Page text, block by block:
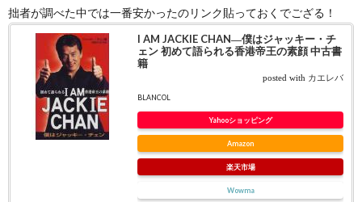
拙者が調べた中では一番安かったのリンク貼っておくでござる！
I AM JACKIE CHAN―僕はジャッキー・チ
ェン 初めて語られる香港帝王の素顔 中古書
籍
posted with カエレバ
BLANCOL
Yahooショッピング
Amazon
楽天市場
Wowma